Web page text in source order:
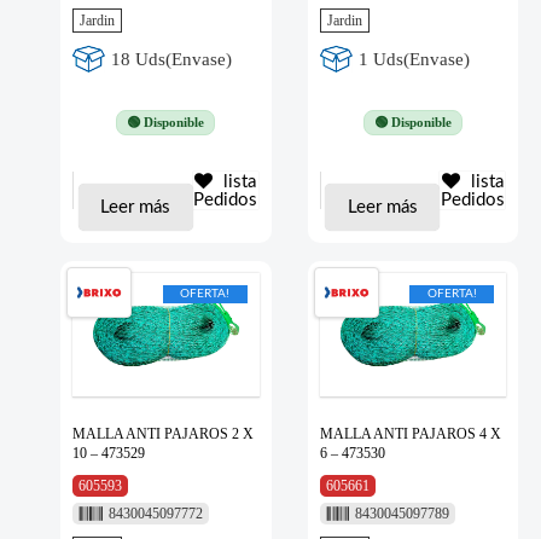
Jardin
18 Uds(Envase)
🟢 Disponible
Leer más
lista
Pedidos
Jardin
1 Uds(Envase)
🟢 Disponible
Leer más
lista
Pedidos
OFERTA!
MALLA ANTI PAJAROS 2 X
10 – 473529
605593
8430045097772
OFERTA!
MALLA ANTI PAJAROS 4 X
6 – 473530
605661
8430045097789